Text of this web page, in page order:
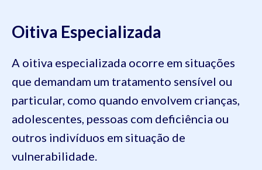
Oitiva Especializada
A oitiva especializada ocorre em situações
que demandam um tratamento sensível ou
particular, como quando envolvem crianças,
adolescentes, pessoas com deficiência ou
outros indivíduos em situação de
vulnerabilidade.